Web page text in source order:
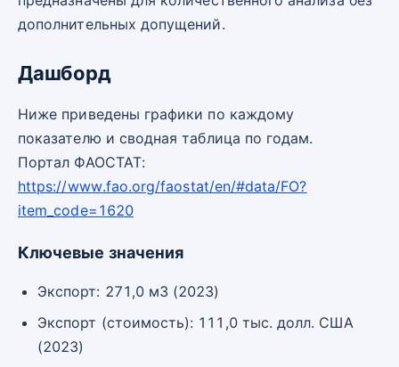
дополнительных допущений.
Дашборд
Ниже приведены графики по каждому
показателю и сводная таблица по годам.
Портал ФАОСТАТ:
https://www.fao.org/faostat/en/#data/FO?
item_code=1620
Ключевые значения
Экспорт: 271,0 м3 (2023)
Экспорт (стоимость): 111,0 тыс. долл. США
(2023)